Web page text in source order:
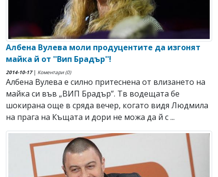
Албена Вулева моли продуцентите да изгонят
майка й от ''Вип Брадър''!
2014-10-17| Коментари (0)
Албена Вулева е силно притеснена от влизането на
майка си във „ВИП Брадър”. Тв водещата бе
шокирана още в сряда вечер, когато видя Людмила
на прага на Къщата и дори не можа да й с ...